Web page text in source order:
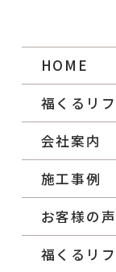
HOME
福くるリ
会社案内
施工事例
お客様の声
福くるリ